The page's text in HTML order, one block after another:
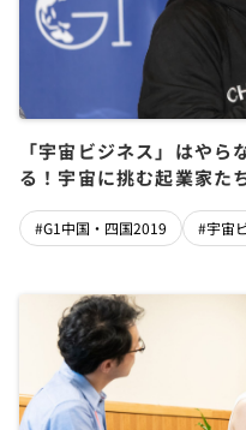
「宇宙ビジネス」はや
る！宇宙に挑む起業家
貴文×戸田拓夫
#G1中国・四国2019 #宇宙